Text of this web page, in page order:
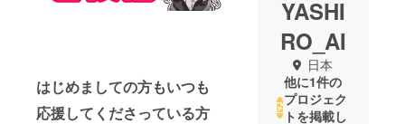
はじめましての方もいつも
応援してくださっている方
YASHI
RO_AI
日本
他に1件の
プロジェク
トを掲載し